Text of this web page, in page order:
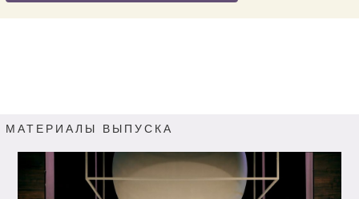
МАТЕРИАЛЫ ВЫПУСКА